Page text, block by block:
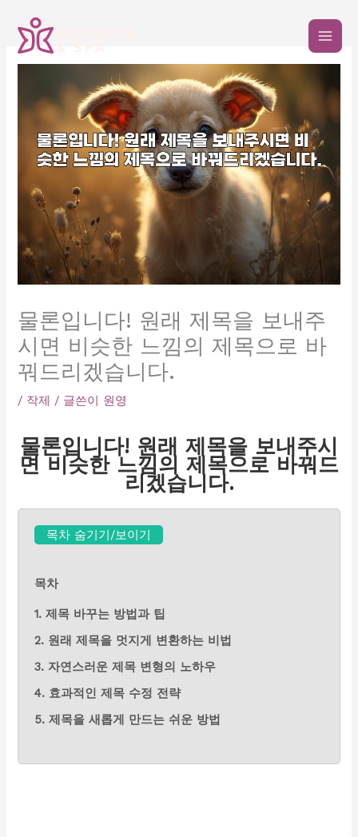
물론입니다! 원래 제목을 보내주
시면 비슷한 느낌의 제목으로 바
꿔드리겠습니다.
/ 작제 / 글쓴이 원영
물론입니다! 원래 제목을 보내주시
면 비슷한 느낌의 제목으로 바꿔드
리겠습니다.
목차 숨기기/보이기
목차
1. 제목 바꾸는 방법과 팁
2. 원래 제목을 멋지게 변환하는 비법
3. 자연스러운 제목 변형의 노하우
4. 효과적인 제목 수정 전략
5. 제목을 새롭게 만드는 쉬운 방법